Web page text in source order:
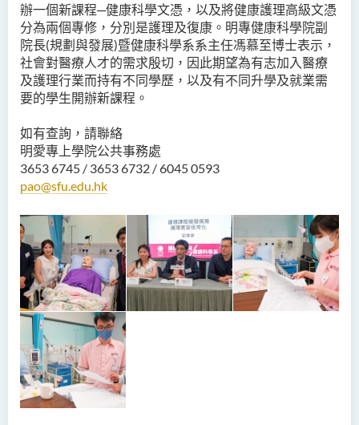
辦一個新課程─健康科學文憑，以及將健康護理高級文憑
分為兩個專修，分別是護理及復康。明專健康科學院副
院長(規劃與發展)暨健康科學系系主任馮慕至博士表示，
社會對醫療人才的需求殷切，因此期望為有志加入醫療
及護理行業而持有不同學歷，以及有不同升學及就業需
要的學生開辦新課程。
如有查詢，請聯絡
明愛專上學院公共事務處
3653 6745 / 3653 6732 / 6045 0593
pao@sfu.edu.hk